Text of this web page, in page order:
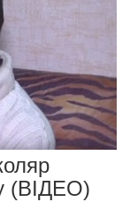
(ВІДЕО)